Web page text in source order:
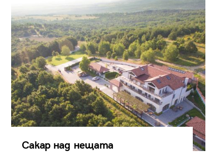
Сакар над нещата